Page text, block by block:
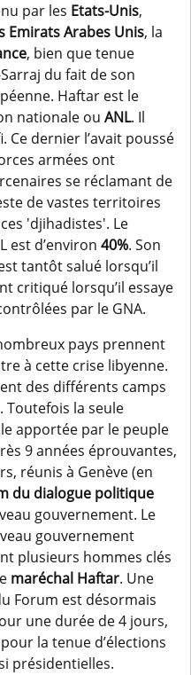
par les Etats-Unis,
Emirats Arabes Unis, la
, bien que tenue
du fait de son
Haftar est le
nationale ou ANL. Il
Ce dernier l’avait poussé
armées ont
se réclamant de
de vastes territoires
'djihadistes'. Le
est d’environ 40%. Son
tantôt salué lorsqu’il
critiqué lorsqu’il essaye
par le GNA.
pays prennent
à cette crise libyenne.
des différents camps
la seule
apportée par le peuple
9 années éprouvantes,
réunis à Genève (en
du dialogue politique
gouvernement. Le
gouvernement
plusieurs hommes clés
maréchal Haftar. Une
Forum est désormais
une durée de 4 jours,
la tenue d’élections
présidentielles.